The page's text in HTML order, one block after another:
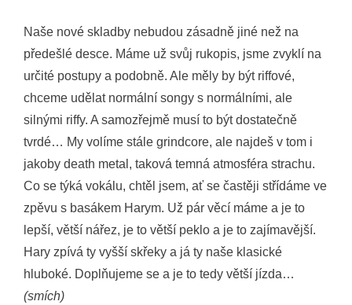
Naše nové skladby nebudou zásadně jiné než na
předešlé desce. Máme už svůj rukopis, jsme zvyklí na
určité postupy a podobně. Ale měly by být riffové,
chceme udělat normální songy s normálními, ale
silnými riffy. A samozřejmě musí to být dostatečně
tvrdé… My volíme stále grindcore, ale najdeš v tom i
jakoby death metal, taková temná atmosféra strachu.
Co se týká vokálu, chtěl jsem, ať se častěji střídáme ve
zpěvu s basákem Harym. Už pár věcí máme a je to
lepší, větší nářez, je to větší peklo a je to zajímavější.
Hary zpívá ty vyšší skřeky a já ty naše klasické
hluboké. Doplňujeme se a je to tedy větší jízda…
(smích)